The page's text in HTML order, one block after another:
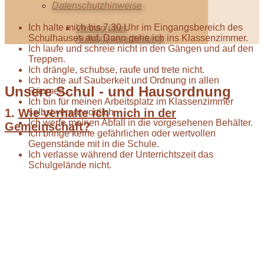
Datenschutzhinweise
Vertrag über
Auftragsverarbeitung
Unsere Schul - und Hausordnung
1. Wie verhalte ich mich in der
Gemeinschaft?
Ich halte mich bis 7.30 Uhr im Eingangsbereich des
Schulhauses auf. Dann gehe ich ins Klassenzimmer.
Ich laufe und schreie nicht in den Gängen und auf den
Treppen.
Ich drängle, schubse, raufe und trete nicht.
Ich achte auf Sauberkeit und Ordnung in allen
Räumen.
Ich bin für meinen Arbeitsplatz im Klassenzimmer
selbst verantwortlich.
Ich werfe meinen Abfall in die vorgesehenen Behälter.
Ich bringe keine gefährlichen oder wertvollen
Gegenstände mit in die Schule.
Ich verlasse während der Unterrichtszeit das
Schulgelände nicht.